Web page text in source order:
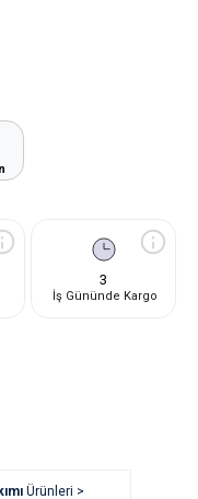
3
İş Gününde Kargo
Ürünleri >